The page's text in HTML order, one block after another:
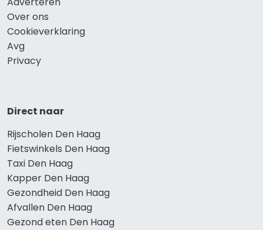
Over ons
Cookieverklaring
Avg
Privacy
Direct naar
Rijscholen Den Haag
Fietswinkels Den Haag
Taxi Den Haag
Kapper Den Haag
Gezondheid Den Haag
Afvallen Den Haag
Gezond eten Den Haag